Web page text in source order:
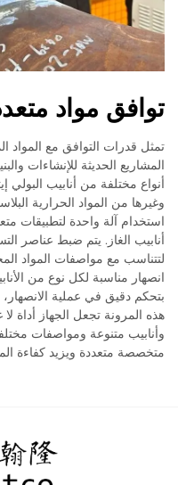
توافق مواد
تمثل قدرات التوافق مع المواد
المشاريع الحديثة للإنشاءات
وغيرها من المواد الحرارية
استخدام آلة واحدة لتطبيقات
أنابيب الغاز. يتم ضبط عناصر
لتتناسب مع مواصفات المواد
انصهار مناسبة لكل نوع من
بتحكم دقيق في عملية
هذه المرونة تجعل الجهاز أداة
وأنابيب متنوعة ومواصفات
متخصصة متعددة ويزيد كفاءة